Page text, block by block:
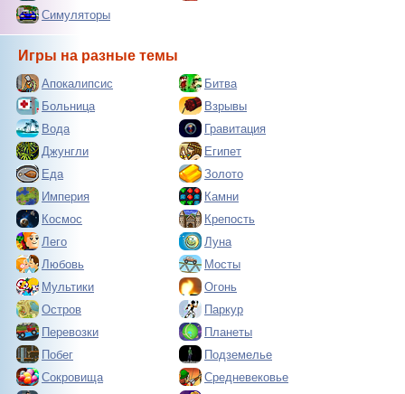
Симуляторы
Игры на разные темы
Апокалипсис
Битва
Больница
Взрывы
Вода
Гравитация
Джунгли
Египет
Еда
Золото
Империя
Камни
Космос
Крепость
Лего
Луна
Любовь
Мосты
Мультики
Огонь
Остров
Паркур
Перевозки
Планеты
Побег
Подземелье
Сокровища
Средневековье